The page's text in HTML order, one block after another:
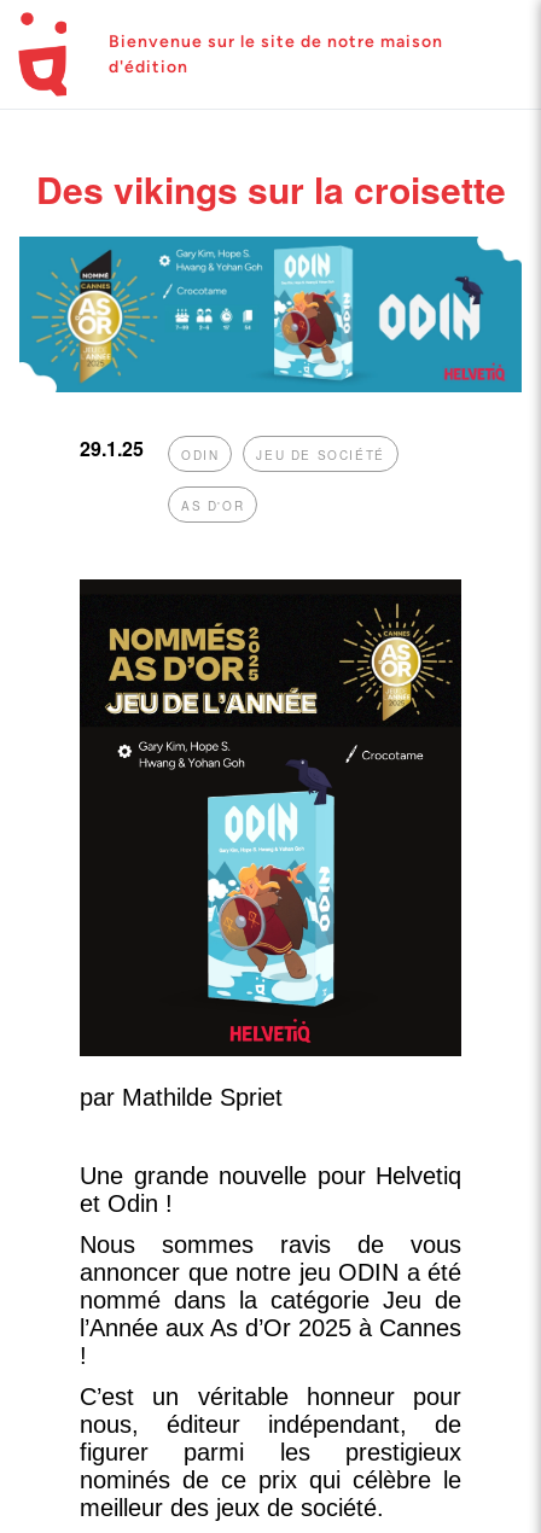
Bienvenue sur le site de notre maison
d'édition
Des vikings sur la croisette
29.1.25 ODIN JEU DE SOCIÉTÉ
AS D'OR
par Mathilde Spriet
Une grande nouvelle pour Helvetiq
et Odin !
Nous sommes ravis de vous
annoncer que notre jeu ODIN a été
nommé dans la catégorie Jeu de
l’Année aux As d’Or 2025 à Cannes
!
C’est un véritable honneur pour
nous, éditeur indépendant, de
figurer parmi les prestigieux
nominés de ce prix qui célèbre le
meilleur des jeux de société.